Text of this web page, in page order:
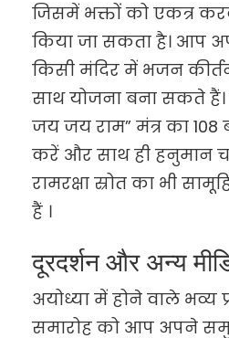
जिसमें भक्तों को एकत्र
किया जा सकता है। आप
किसी मंदिर में भजन
साथ योजना बना सकते हैं।
जय जय राम” मंत्र का 108
करें और साथ ही हनुमान
रामरक्षा स्रोत का भी
हैं ।
दूरदर्शन और अन्य
अयोध्या में होने वाले भव्य
समारोह को आप अपने